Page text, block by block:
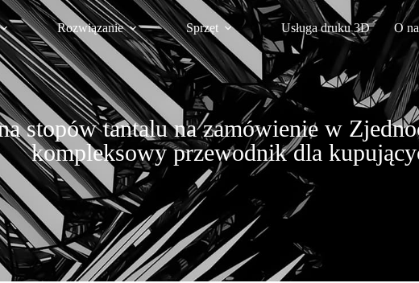
Rozwiązanie Sprzęt Usługa druku 3D O
stopów tantalu na zamówienie w
kompleksowy przewodnik dla